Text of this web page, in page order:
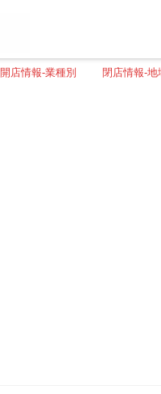
開店情報-業種別 閉店情報-地